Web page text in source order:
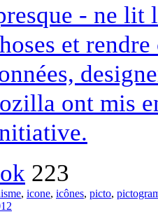
- ne
et
ont mis
223
, icone, icônes, picto,